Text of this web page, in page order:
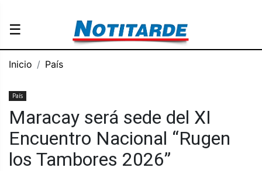
☰
Inicio País
País
Maracay será sede del XI
Encuentro Nacional “Rugen
los Tambores 2026”